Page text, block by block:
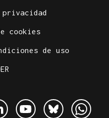
cookies
de uso